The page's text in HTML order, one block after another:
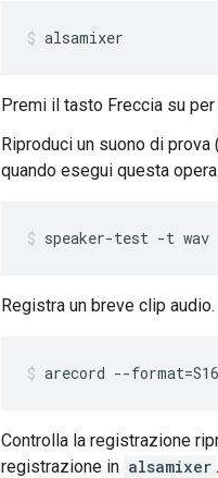
alsamixer
Premi il tasto Freccia su
Riproduci un suono di
quando esegui questa
speaker-test -t wav
Registra un breve clip audio.
arecord --
Controlla la registrazione
registrazione in alsamixer .